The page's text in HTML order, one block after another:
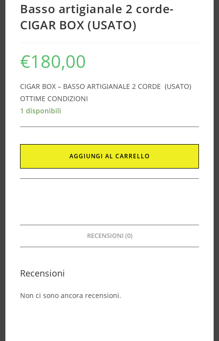
Basso artigianale 2 corde-
CIGAR BOX (USATO)
€180,00
CIGAR BOX – BASSO ARTIGIANALE 2 CORDE (USATO)
OTTIME CONDIZIONI
1 disponibili
AGGIUNGI AL CARRELLO
RECENSIONI (0)
Recensioni
Non ci sono ancora recensioni.